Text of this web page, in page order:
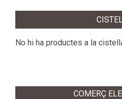
12-
No hi ha productes a la
COMERÇ